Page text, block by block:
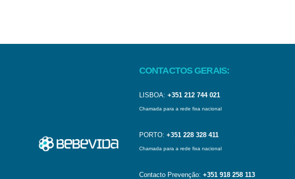
CONTACTOS GERAIS:
LISBOA: +351 212 744 021
Chamada para a rede fixa nacional
PORTO: +351 228 328 411
Chamada para a rede fixa nacional
Contacto Prevenção: +351 918 258 113